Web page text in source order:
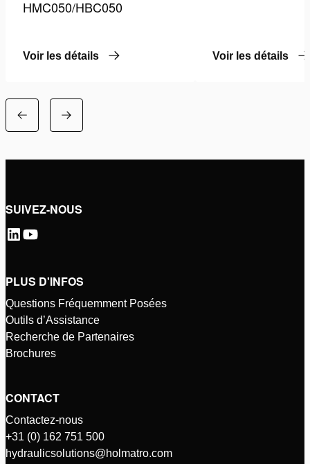
HMC050/HBC050
Voir les détails Voir les détails
SUIVEZ-NOUS
PLUS D'INFOS
Questions Fréquemment Posées
Outils d’Assistance
Recherche de Partenaires
Brochures
CONTACT
Contactez-nous
+31 (0) 162 751 500
hydraulicsolutions@holmatro.com